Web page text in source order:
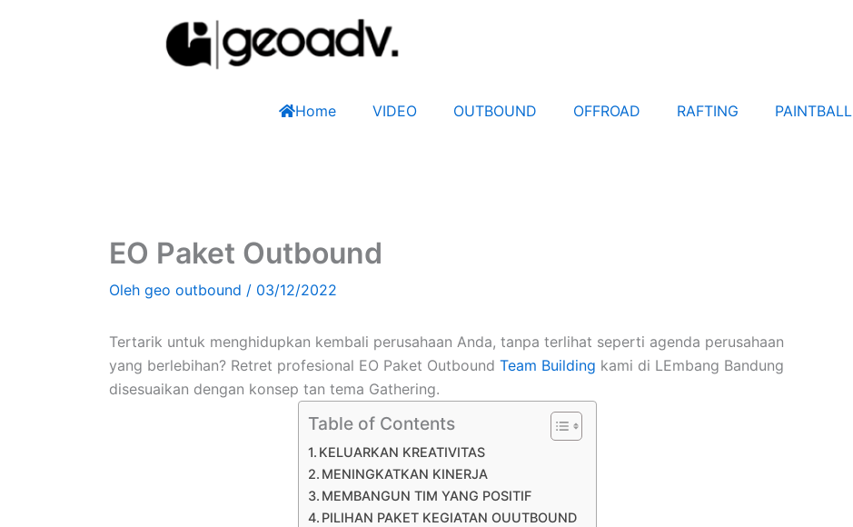
Home VIDEO OUTBOUND OFFROAD RAFTING PAINTBALL
EO Paket Outbound
Oleh geo outbound / 03/12/2022
Tertarik untuk menghidupkan kembali perusahaan Anda, tanpa terlihat seperti agenda perusahaan
yang berlebihan? Retret profesional EO Paket Outbound Team Building kami di LEmbang Bandung
disesuaikan dengan konsep tan tema Gathering.
Table of Contents
KELUARKAN KREATIVITAS
MENINGKATKAN KINERJA
MEMBANGUN TIM YANG POSITIF
PILIHAN PAKET KEGIATAN OUUTBOUND